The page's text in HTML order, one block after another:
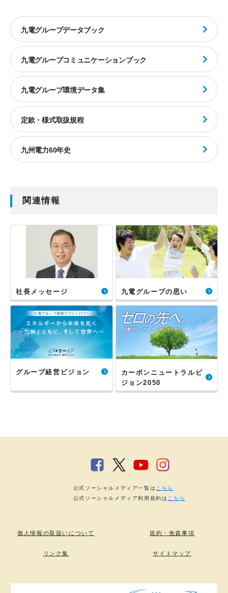
九電グループデータブック
九電グループコミュニケーションブック
九電グループ環境データ集
定款・様式取扱規程
九州電力60年史
関連情報
社長メッセージ 九電グループの思い
グループ経営ビジョン
カーボンニュートラルビ
ジョン2050
個人情報の取扱いについて 規約・免責事項
リンク集 サイトマップ
公式ソーシャルメディア一覧は こちら
公式ソーシャルメディア利用規約は こちら